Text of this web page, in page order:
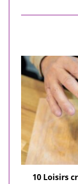
10 Loisirs